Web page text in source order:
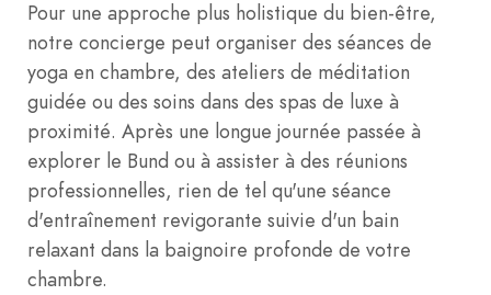
Pour une approche plus holistique du bien-être,
notre concierge peut organiser des séances de
yoga en chambre, des ateliers de méditation
guidée ou des soins dans des spas de luxe à
proximité. Après une longue journée passée à
explorer le Bund ou à assister à des réunions
professionnelles, rien de tel qu'une séance
d'entraînement revigorante suivie d'un bain
relaxant dans la baignoire profonde de votre
chambre.